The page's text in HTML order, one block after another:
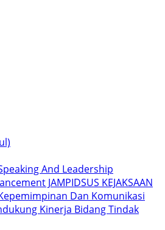
And Leadership
JAMPIDSUS KEJAKSAAN
Dan Komunikasi
Kinerja Bidang Tindak